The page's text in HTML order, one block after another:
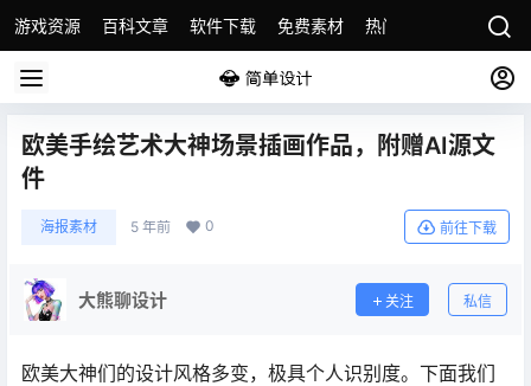
游戏资源 百科文章 软件下载 免费素材 热门素材分类 版权
欧美手绘艺术大神场景插画作品，附赠AI源文
件
海报素材 5 年前 0 前往下载
大熊聊设计 关注 私信
欧美大神们的设计风格多变，极具个人识别度。下面我们